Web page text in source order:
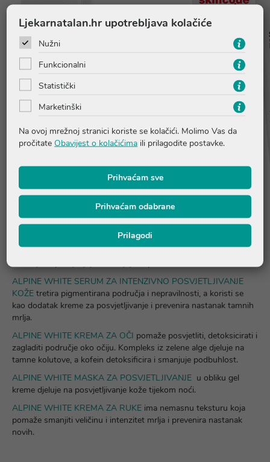
ALPINE WHITE ZAŠTITNA KREMA SPF 50štiti od UVA I UVB
ALPINE WHITE SERUM ZA INTENZIVNO POSVJETLJIVANJE
KOŽE tretira pigmentirana područja i nepravilnosti, a koristi se
kao dodatak kreme za posvjetljivanje i prevenira nastanak tamnih
mrlja.
ALPINE WHITE KREMA ZA OČI pomaže posvjetliti, detoksicirati i
zagladiti područje oko očiju. Kompleks iz zelene alge djeluje na
tamne kolutove, a kofein detoksificira i smanjuje podbuhlost.
ALPINE WHITE MASKA ZA POSVJETLJIVANJE u obliku gel
kreme djeluje na posvjetljivanje kože tijekom noći.
ALPINE WHITE KREMA ZA RUKE ima nemasnu teksturu koja
pomaže smanjiti veličinu i intenzitet mrlja i prevenira nastanak
novih.
Ljekarnatalan.hr upotrebljava kolačiće
Nužni
Funkcionalni
Statistički
Marketinški
Na ovoj mrežnoj stranici koriste se kolačići. Molimo Vas da
pročitate Obavijest o kolačićima ili prilagodite postavke.
Prihvaćam sve
Prihvaćam odabrane
Prilagodi